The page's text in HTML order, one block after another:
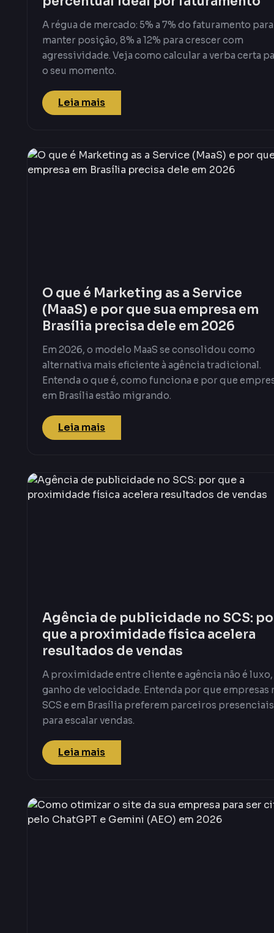
A régua de mercado: 5% a 7% do faturamento para
manter posição, 8% a 12% para crescer com
agressividade. Veja como calcular a verba certa
o seu momento.
Leia mais
O que é Marketing as a Service
(MaaS) e por que sua empresa em
Brasília precisa dele em 2026
Em 2026, o modelo MaaS se consolidou como
alternativa mais eficiente à agência tradicional.
Entenda o que é, como funciona e por que
em Brasília estão migrando.
Leia mais
Agência de publicidade no SCS:
que a proximidade física acelera
resultados de vendas
A proximidade entre cliente e agência não é luxo,
ganho de velocidade. Entenda por que empresas
SCS e em Brasília preferem parceiros presenciais
para escalar vendas.
Leia mais